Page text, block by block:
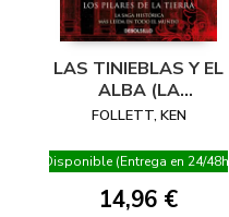
LAS TINIEBLAS Y EL
ALBA (LA
PRECUELA DE LOS
TIERRA)
FOLLETT, KEN
Disponible (Entrega en 24/48h)
14,96 €